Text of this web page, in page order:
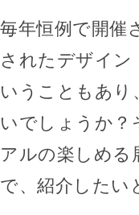
毎年恒例で開催
されたデザイン
いうこともあり
いでしょうか？
アルの楽しめる
で、紹介したい